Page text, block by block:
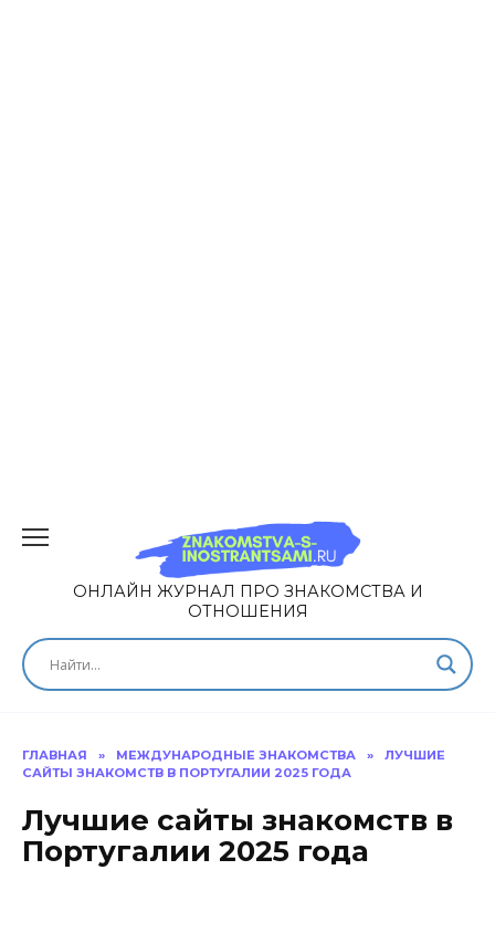
ОНЛАЙН ЖУРНАЛ ПРО ЗНАКОМСТВА И
ОТНОШЕНИЯ
ГЛАВНАЯ » МЕЖДУНАРОДНЫЕ ЗНАКОМСТВА »
ЛУЧШИЕ
САЙТЫ ЗНАКОМСТВ В ПОРТУГАЛИИ 2025 ГОДА
Лучшие сайты знакомств в
Португалии 2025 года